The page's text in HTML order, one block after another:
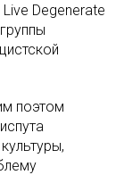
Degenerate
поэтом